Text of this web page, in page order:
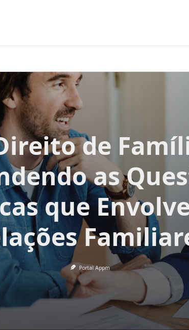
de
as
que
Portal Appm